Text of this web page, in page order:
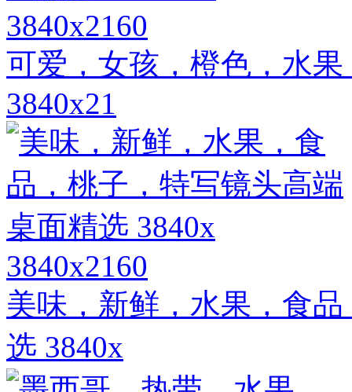
3840x2160
可爱，女孩，橙色，水
3840x21
3840x2160
美味，新鲜，水果，食
选 3840x